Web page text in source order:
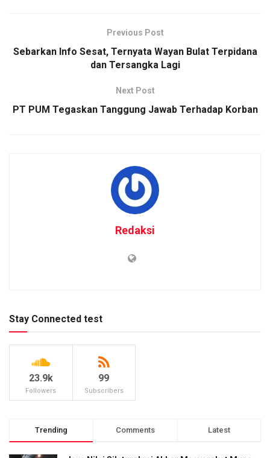
Previous Post
Sebarkan Info Sesat, Ternyata Wayan Bulat Terpidana
dan Tersangka Lagi
Next Post
PT PUM Tegaskan Tanggung Jawab Terhadap Korban
Redaksi
Stay Connected test
23.9k
Followers
99
Subscribers
Trending Comments Latest